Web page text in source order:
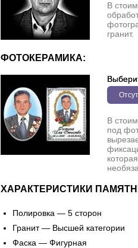
В
гранит.
ФОТОКЕРАМИКА:
В
под
ХАРАКТЕРИСТИКИ
Полировка — 5 сторон
Гранит — Высшей категории
Фаска — Фигурная